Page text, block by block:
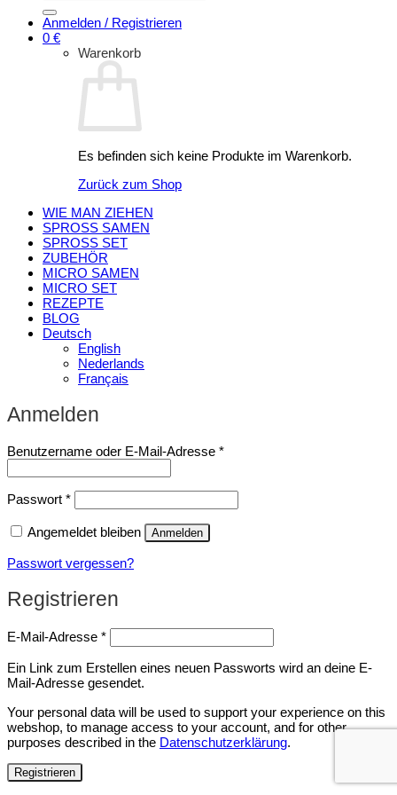
nach:
Anmelden / Registrieren
0 €
Warenkorb
Es befinden sich keine Produkte im Warenkorb.
Zurück zum Shop
WIE MAN ZIEHEN
SPROSS SAMEN
SPROSS SET
ZUBEHÖR
MICRO SAMEN
MICRO SET
REZEPTE
BLOG
Deutsch
English
Nederlands
Français
Anmelden
Benutzername oder E-Mail-Adresse *Erforderlich
Passwort *Erforderlich
Angemeldet bleiben Anmelden
Passwort vergessen?
Registrieren
E-Mail-Adresse *Erforderlich
Ein Link zum Erstellen eines neuen Passworts wird an deine E-
Mail-Adresse gesendet.
Your personal data will be used to support your experience on this
webshop, to manage access to your account, and for other
purposes described in the Datenschutzerklärung.
Registrieren